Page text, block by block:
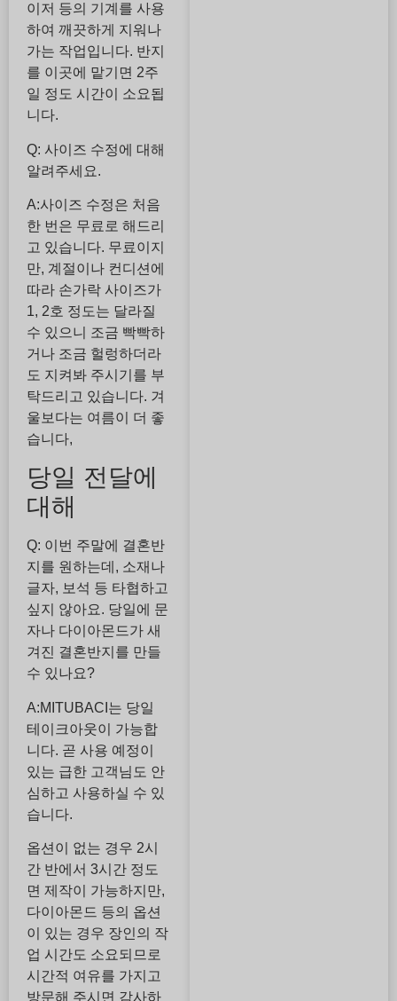
이저 등의 기계를 사용
하여 깨끗하게 지워나
가는 작업입니다. 반지
를 이곳에 맡기면 2주
일 정도 시간이 소요됩
니다.
Q: 사이즈 수정에 대해
알려주세요.
A:사이즈 수정은 처음
한 번은 무료로 해드리
고 있습니다. 무료이지
만, 계절이나 컨디션에
따라 손가락 사이즈가
1, 2호 정도는 달라질
수 있으니 조금 빡빡하
거나 조금 헐렁하더라
도 지켜봐 주시기를 부
탁드리고 있습니다. 겨
울보다는 여름이 더 좋
습니다,
당일 전달에
대해
Q: 이번 주말에 결혼반
지를 원하는데, 소재나
글자, 보석 등 타협하고
싶지 않아요. 당일에 문
자나 다이아몬드가 새
겨진 결혼반지를 만들
수 있나요?
A:MITUBACI는 당일
테이크아웃이 가능합
니다. 곧 사용 예정이
있는 급한 고객님도 안
심하고 사용하실 수 있
습니다.
옵션이 없는 경우 2시
간 반에서 3시간 정도
면 제작이 가능하지만,
다이아몬드 등의 옵션
이 있는 경우 장인의 작
업 시간도 소요되므로
시간적 여유를 가지고
방문해 주시면 감사하